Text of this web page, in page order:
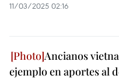
11/03/2025 02:16
Ancianos
ejemplo en aportes al